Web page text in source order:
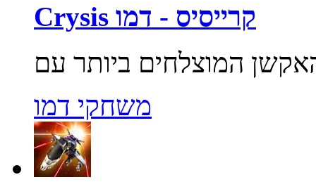
Crysis קרייסיס - דמו
משחקי דמו